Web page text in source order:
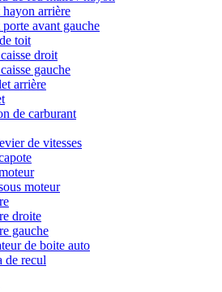
arrière
avant gauche
toit
droit
gauche
arrière
de carburant
de vitesses
moteur
droite
gauche
de boite auto
de recul